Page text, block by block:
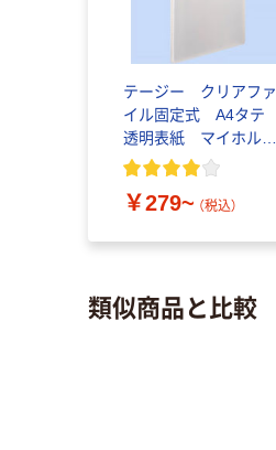
テージー クリアファ
イル固定式 A4タテ
透明表紙 マイホルダ
ー
￥279~ （税込）
類似商品と比較